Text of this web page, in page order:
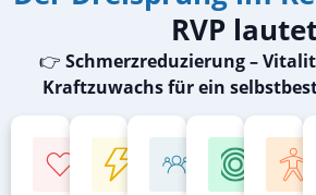
RVP
👉 Schmerzreduzierung –
Kraftzuwachs für ein